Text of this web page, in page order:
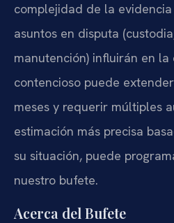
complejidad de la
asuntos en disputa
manutención) influirán en la
contencioso puede
meses y requerir múltiples
estimación más precisa
su situación, puede
nuestro bufete.
Acerca del Bufete